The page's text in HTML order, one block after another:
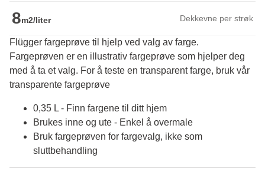
8m2/liter Dekkevne per strøk
Flügger fargeprøve til hjelp ved valg av farge.
Fargeprøven er en illustrativ fargeprøve som hjelper deg
med å ta et valg. For å teste en transparent farge, bruk vår
transparente fargeprøve
0,35 L - Finn fargene til ditt hjem
Brukes inne og ute - Enkel å overmale
Bruk fargeprøven for fargevalg, ikke som
sluttbehandling